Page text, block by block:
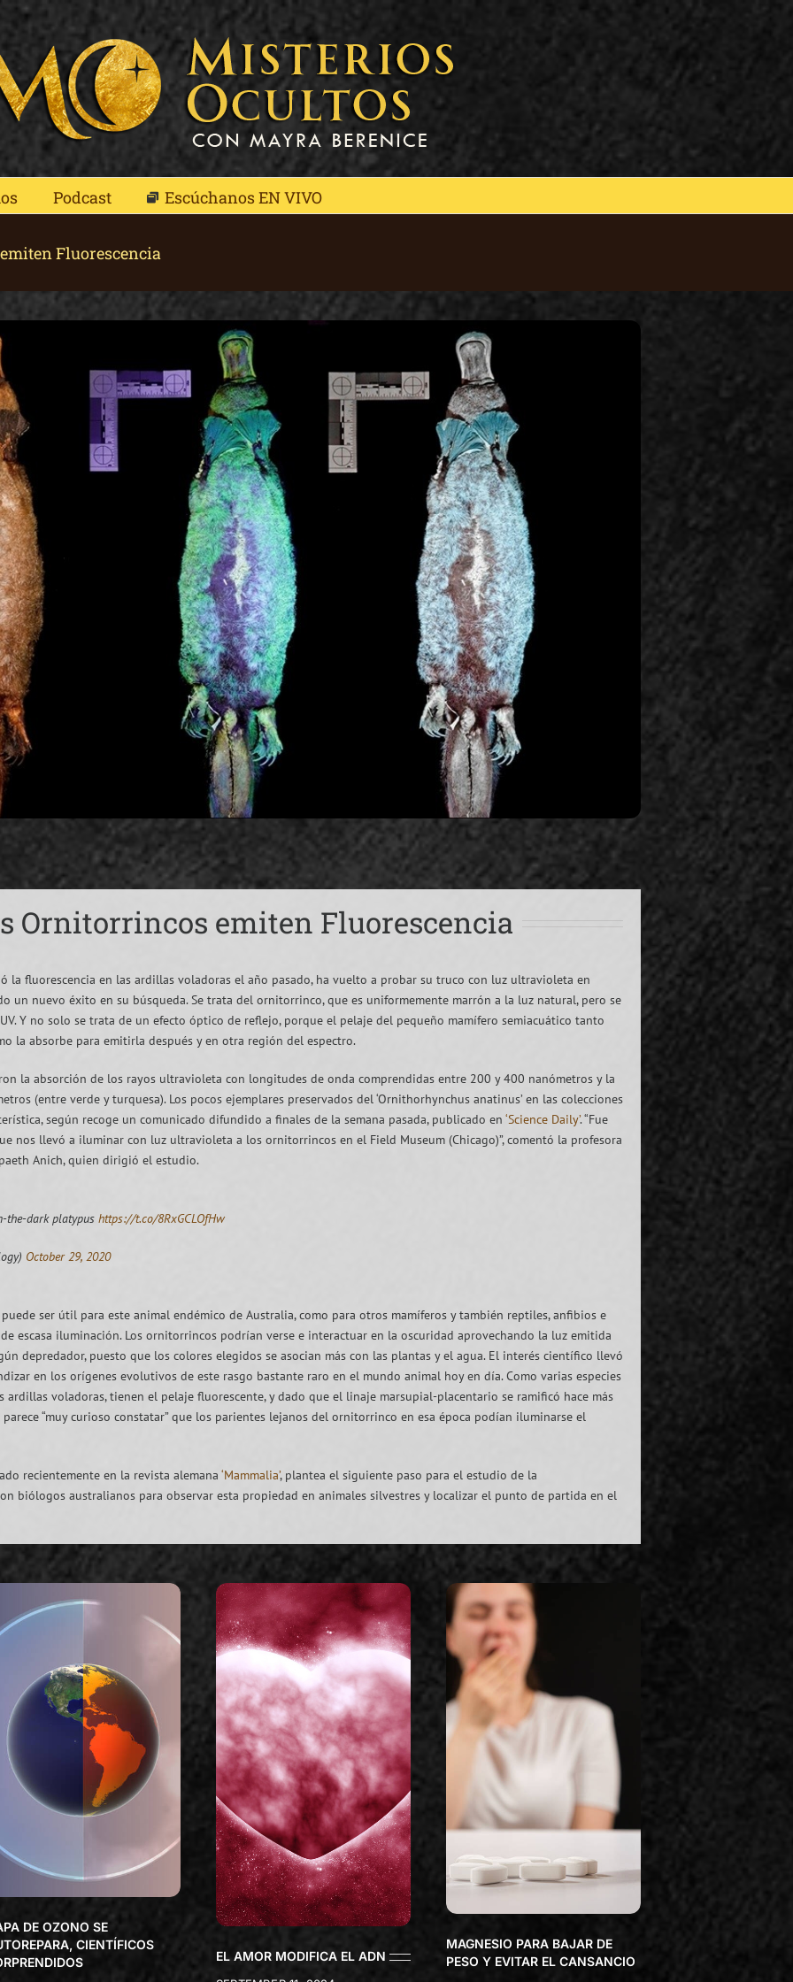
Podcast Escúchanos EN VIVO
Fluorescencia
Ornitorrincos emiten Fluorescencia
la fluorescencia en las ardillas voladoras el año pasado, ha vuelto a probar su truco con luz ultravioleta en
un nuevo éxito en su búsqueda. Se trata del ornitorrinco, que es uniformemente marrón a la luz natural, pero se
Y no solo se trata de un efecto óptico de reflejo, porque el pelaje del pequeño mamífero semiacuático tanto
la absorbe para emitirla después y en otra región del espectro.
la absorción de los rayos ultravioleta con longitudes de onda comprendidas entre 200 y 400 nanómetros y la
(entre verde y turquesa). Los pocos ejemplares preservados del ‘Ornithorhynchus anatinus’ en las colecciones
según recoge un comunicado difundido a finales de la semana pasada, publicado en ‘Science Daily’. “Fue
nos llevó a iluminar con luz ultravioleta a los ornitorrincos en el Field Museum (Chicago)”, comentó la profesora
Anich, quien dirigió el estudio.
dark platypus https://t.co/8RxGCLOfHw
October 29, 2020
ser útil para este animal endémico de Australia, como para otros mamíferos y también reptiles, anfibios e
escasa iluminación. Los ornitorrincos podrían verse e interactuar en la oscuridad aprovechando la luz emitida
depredador, puesto que los colores elegidos se asocian más con las plantas y el agua. El interés científico llevó
en los orígenes evolutivos de este rasgo bastante raro en el mundo animal hoy en día. Como varias especies
ardillas voladoras, tienen el pelaje fluorescente, y dado que el linaje marsupial-placentario se ramificó hace más
“muy curioso constatar” que los parientes lejanos del ornitorrinco en esa época podían iluminarse el
recientemente en la revista alemana ‘Mammalia’, plantea el siguiente paso para el estudio de la
biólogos australianos para observar esta propiedad en animales silvestres y localizar el punto de partida en el
DE OZONO SE
CIENTÍFICOS
EL AMOR MODIFICA EL ADN
MAGNESIO PARA BAJAR DE
PESO Y EVITAR EL CANSANCIO